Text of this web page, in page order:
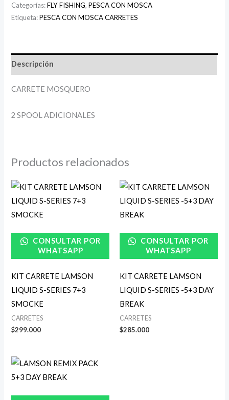
Categorías:FLY FISHING,PESCA CON MOSCA
Etiqueta:PESCA CON MOSCA CARRETES
Descripción
CARRETE MOSQUERO
2 SPOOL ADICIONALES
Productos relacionados
CONSULTAR POR
WHATSAPP
KIT CARRETE LAMSON
LIQUID S-SERIES 7+3
SMOCKE
CARRETES
$299.000
CONSULTAR POR
WHATSAPP
KIT CARRETE LAMSON
LIQUID S-SERIES -5+3 DAY
BREAK
CARRETES
$285.000